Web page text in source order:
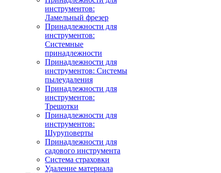
инструментов:
Ламельный фрезер
Принадлежности для
инструментов:
Системные
принадлежности
Принадлежности для
инструментов: Системы
пылеудаления
Принадлежности для
инструментов:
Трещотки
Принадлежности для
инструментов:
Шуруповерты
Принадлежности для
садового инструмента
Система страховки
Удаление материала